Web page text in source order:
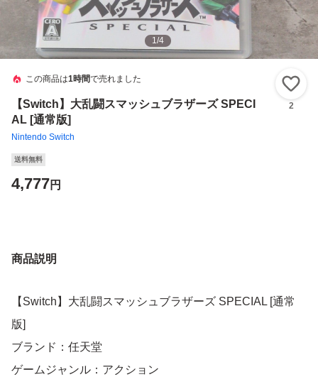
1/4
この商品は1時間で売れました
【Switch】大乱闘スマッシュブラザーズ SPECI
AL [通常版]
Nintendo Switch
2
送料無料
4,777円
商品説明
【Switch】大乱闘スマッシュブラザーズ SPECIAL [通常
版]
ブランド：任天堂
ゲームジャンル：アクション